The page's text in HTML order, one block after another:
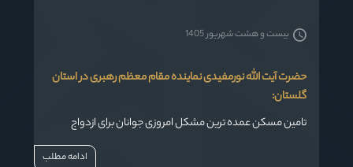
حضرت آیت الله نورمفیدی نماینده مقام معظم رهبری در استان
گلستان:
تامین مسکن عمده ترین مشکل امروزی جوانان برای ازدواج
بیست و هشت شهریور 1405
ادامه مطلب